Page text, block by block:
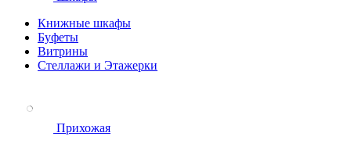
Книжные шкафы
Буфеты
Витрины
Стеллажи и Этажерки
Прихожая